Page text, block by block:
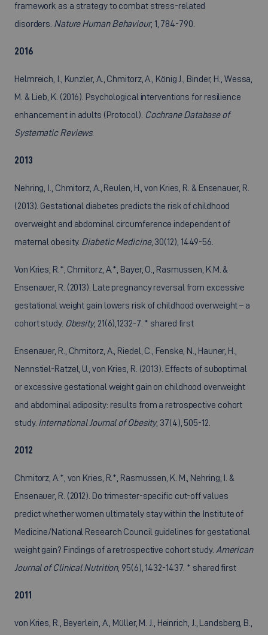
framework as a strategy to combat stress-related
disorders. Nature Human Behaviour, 1, 784-790.
2016
Helmreich, I., Kunzler, A., Chmitorz, A., König J., Binder, H., Wessa,
M. & Lieb, K. (2016). Psychological interventions for resilience
enhancement in adults (Protocol). Cochrane Database of
Systematic Reviews.
2013
Nehring, I., Chmitorz, A., Reulen, H., von Kries, R. & Ensenauer, R.
(2013). Gestational diabetes predicts the risk of childhood
overweight and abdominal circumference independent of
maternal obesity. Diabetic Medicine, 30(12), 1449-56.
Von Kries, R.*, Chmitorz, A.*, Bayer, O., Rasmussen, K.M. &
Ensenauer, R. (2013). Late pregnancy reversal from excessive
gestational weight gain lowers risk of childhood overweight – a
cohort study. Obesity, 21(6),1232-7. * shared first
Ensenauer, R., Chmitorz, A., Riedel, C., Fenske, N., Hauner, H.,
Nennstiel-Ratzel, U., von Kries, R. (2013). Effects of suboptimal
or excessive gestational weight gain on childhood overweight
and abdominal adiposity: results from a retrospective cohort
study. International Journal of Obesity, 37(4), 505-12.
2012
Chmitorz, A.*, von Kries, R.*, Rasmussen, K. M., Nehring, I. &
Ensenauer, R. (2012). Do trimester-specific cut-off values
predict whether women ultimately stay within the Institute of
Medicine/National Research Council guidelines for gestational
weight gain? Findings of a retrospective cohort study. American
Journal of Clinical Nutrition, 95(6), 1432-1437. * shared first
2011
von Kries, R., Beyerlein, A., Müller, M. J., Heinrich, J., Landsberg, B.,